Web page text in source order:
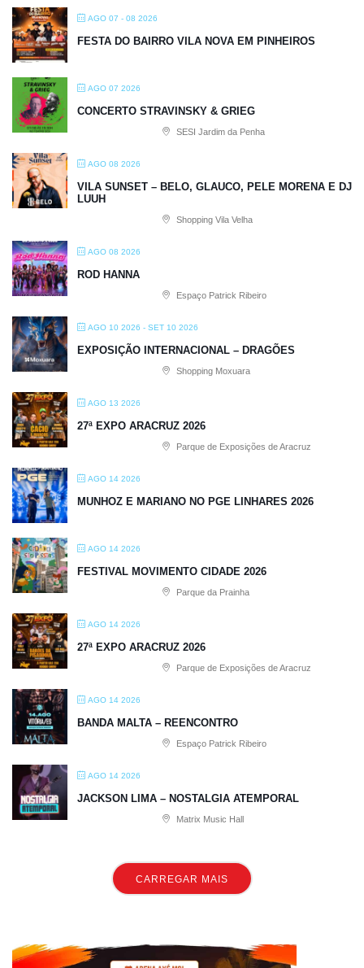
AGO 07 - 08 2026
FESTA DO BAIRRO VILA NOVA EM PINHEIROS
AGO 07 2026
CONCERTO STRAVINSKY & GRIEG
SESI Jardim da Penha
AGO 08 2026
VILA SUNSET – BELO, GLAUCO, PELE MORENA E DJ
LUUH
Shopping Vila Velha
AGO 08 2026
ROD HANNA
Espaço Patrick Ribeiro
AGO 10 2026 - SET 10 2026
EXPOSIÇÃO INTERNACIONAL – DRAGÕES
Shopping Moxuara
AGO 13 2026
27ª EXPO ARACRUZ 2026
Parque de Exposições de Aracruz
AGO 14 2026
MUNHOZ E MARIANO NO PGE LINHARES 2026
AGO 14 2026
FESTIVAL MOVIMENTO CIDADE 2026
Parque da Prainha
AGO 14 2026
27ª EXPO ARACRUZ 2026
Parque de Exposições de Aracruz
AGO 14 2026
BANDA MALTA – REENCONTRO
Espaço Patrick Ribeiro
AGO 14 2026
JACKSON LIMA – NOSTALGIA ATEMPORAL
Matrix Music Hall
CARREGAR MAIS